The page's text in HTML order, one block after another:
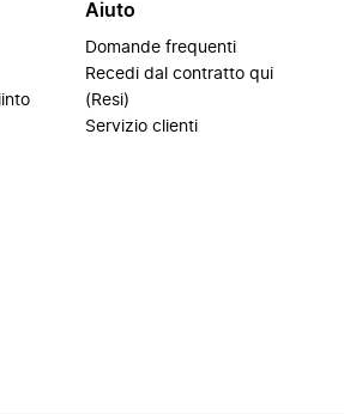
Aiuto
Domande frequenti
Recedi dal contratto qui
(Resi)
Servizio clienti